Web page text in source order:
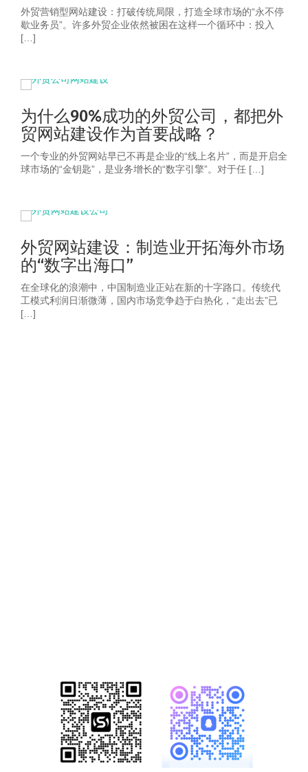
外贸营销型网站建设：打破传统局限，打造全球市场的“永不停
歇业务员”。许多外贸企业依然被困在这样一个循环中：投入
[…]
为什么90%成功的外贸公司，都把外
贸网站建设作为首要战略？
一个专业的外贸网站早已不再是企业的“线上名片”，而是开启全
球市场的“金钥匙”，是业务增长的“数字引擎”。对于任 […]
外贸网站建设：制造业开拓海外市场
的“数字出海口”
在全球化的浪潮中，中国制造业正站在新的十字路口。传统代
工模式利润日渐微薄，国内市场竞争趋于白热化，“走出去”已
[…]